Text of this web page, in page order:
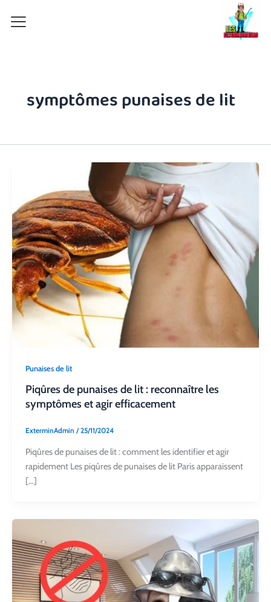
symptômes punaises de lit
Punaises de lit
Piqûres de punaises de lit : reconnaître les
symptômes et agir efficacement
ExterminAdmin /25/11/2024
Piqûres de punaises de lit : comment les identifier et agir
rapidement Les piqûres de punaises de lit Paris apparaissent
[…]